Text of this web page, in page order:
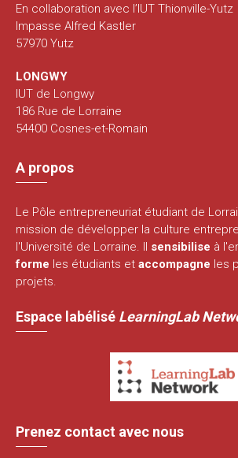
En collaboration avec l’IUT Thionville-Yutz
Impasse Alfred Kastler
57970 Yutz
LONGWY
IUT de Longwy
186 Rue de Lorraine
54400 Cosnes-et-Romain
A propos
Le Pôle entrepreneuriat étudiant de
mission de développer la culture
l'Université de Lorraine. Il sensibilise à
forme les étudiants et accompagne les
projets.
Espace labélisé LearningLab
Prenez contact avec nous